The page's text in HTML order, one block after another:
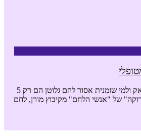
הלחמים שמרשה לחולי צליאק ולמי שזמנית אסור להם גלוטן הם רק 5
של "אנשי הלחם" מקיבוץ מורן, לחם